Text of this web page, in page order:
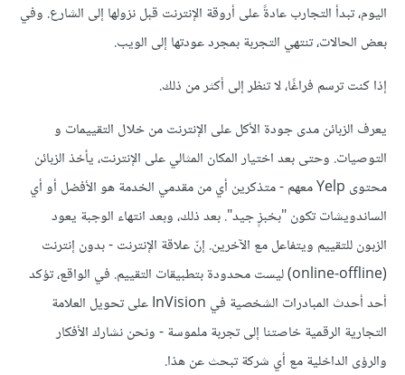
اليوم، تبدأ التجارب عادةً على أروقة الإنترنت قبل نزولها إلى الشارع. وفي
بعض الحالات، تنتهي التجربة بمجرد عودتها إلى الويب.
إذا كنت ترسم فراغًا، لا تنظر إلى أكثر من ذلك.
يعرف الزبائن مدى جودة الأكل على الإنترنت من خلال التقييمات و
التوصيات. وحتى بعد اختيار المكان المثالي على الإنترنت، يأخذ الزبائن
محتوى Yelp معهم - متذكرين أي من مقدمي الخدمة هو الأفضل أو أي
الساندويشات تكون "بخبزٍ جيد". بعد ذلك، وبعد انتهاء الوجبة يعود
الزبون للتقييم ويتفاعل مع الآخرين. إنّ علاقة الإنترنت - بدون إنترنت
(online-offline) ليست محدودة بتطبيقات التقييم. في الواقع، تؤكد
أحد أحدث المبادرات الشخصية في InVision على تحويل العلامة
التجارية الرقمية خاصتنا إلى تجربة ملموسة - ونحن نشارك الأفكار
والرؤى الداخلية مع أي شركة تبحث عن هذا.